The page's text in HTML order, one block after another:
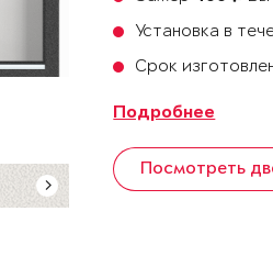
Установка в
Срок
Подробнее
Посмотреть